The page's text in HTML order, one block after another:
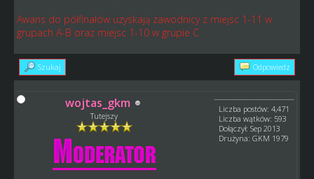
Awans do półfinałów uzyskają zawodnicy z miejsc 1-11 w
grupach A-B oraz miejsc 1-10 w grupie C
Szukaj Odpowiedz
wojtas_gkm
Tutejszy
Liczba postów: 4,471
Liczba wątków: 593
Dołączył: Sep 2013
Drużyna: GKM 1979